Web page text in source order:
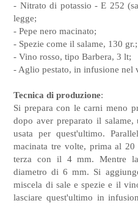
- Nitrato di potassio - E 252
legge;
- Pepe nero macinato;
- Spezie come il salame, 130 gr.;
- Vino rosso, tipo Barbera, 3 lt;
- Aglio pestato, in infusione nel
Tecnica di produzione:
Si prepara con le carni meno
dopo aver preparato il
usata per quest'ultimo.
macinata tre volte, prima al
terza con il 4 mm. Mentre
diametro di 6 mm. Si
miscela di sale e spezie e il
lasciare quest'ultimo in